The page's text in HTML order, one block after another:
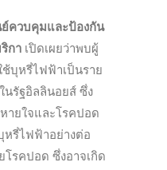
ควบคุมและป้องกัน
กา เปิดเผยว่าพบผู้
ช้บุหรี่ไฟฟ้าเป็นราย
นรัฐอิลลินอยส์ ซึ่ง
ายใจและโรคปอด
หรี่ไฟฟ้าอย่างต่อ
โรคปอด ซึ่งอาจเกิด